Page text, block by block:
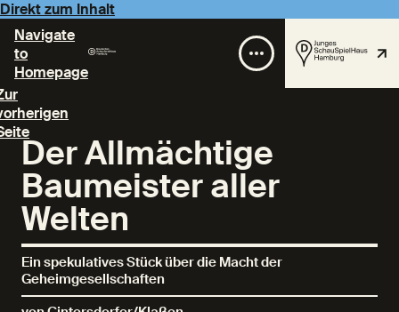
Direkt zum Inhalt
Navigate
to
Homepage
Der Allmächtige
Baumeister aller
Welten
Ein spekulatives Stück über die Macht der
Geheimgesellschaften